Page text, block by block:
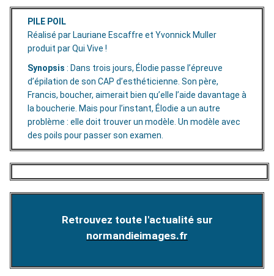
PILE POIL
Réalisé par Lauriane Escaffre et Yvonnick Muller
produit par Qui Vive !
Synopsis : Dans trois jours, Élodie passe l’épreuve
d’épilation de son CAP d’esthéticienne. Son père,
Francis, boucher, aimerait bien qu’elle l’aide davantage à
la boucherie. Mais pour l’instant, Élodie a un autre
problème : elle doit trouver un modèle. Un modèle avec
des poils pour passer son examen.
Retrouvez toute l'actualité sur
normandieimages.fr